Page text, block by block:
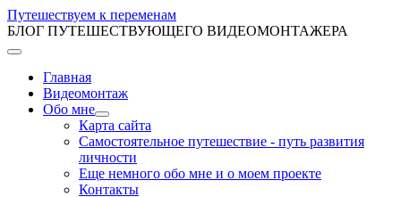
Путешествуем к переменам
БЛОГ ПУТЕШЕСТВУЮЩЕГО ВИДЕОМОНТАЖЕРА
Главная
Видеомонтаж
Обо мне
Карта сайта
Самостоятельное путешествие - путь развития
личности
Еще немного обо мне и о моем проекте
Контакты